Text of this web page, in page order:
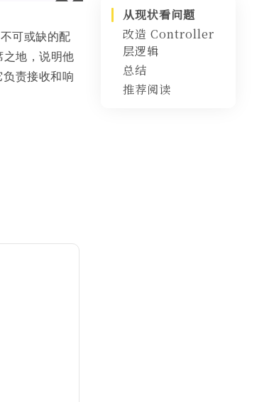
可或缺的配
之地，说明他
责接收和响
从现状看问题
改造 Controller
层逻辑
统一返回结构
统一包装处理
总结
推荐阅读